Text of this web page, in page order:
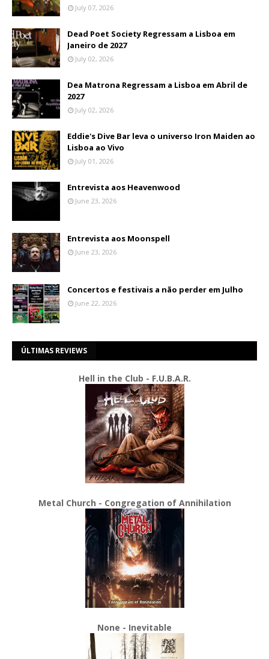
July 07, 2026
Dead Poet Society Regressam a Lisboa em
Janeiro de 2027
July 02, 2026
Dea Matrona Regressam a Lisboa em Abril de
2027
July 02, 2026
Eddie's Dive Bar leva o universo Iron Maiden ao
Lisboa ao Vivo
July 01, 2026
Entrevista aos Heavenwood
June 23, 2026
Entrevista aos Moonspell
June 23, 2026
Concertos e festivais a não perder em Julho
June 22, 2026
ÚLTIMAS REVIEWS
Hell in the Club - F.U.B.A.R.
Metal Church - Congregation of Annihilation
None - Inevitable